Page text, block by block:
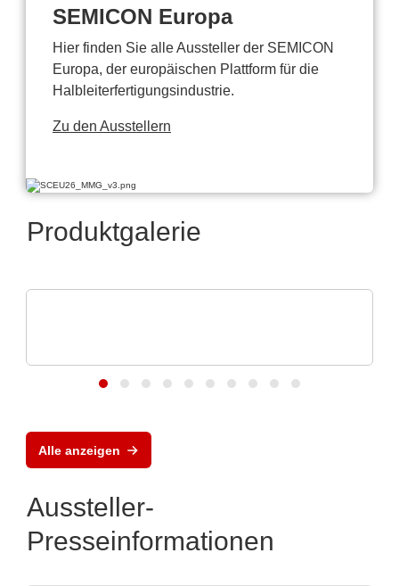
SEMICON Europa
Hier finden Sie alle Aussteller der SEMICON
Europa, der europäischen Plattform für die
Halbleiterfertigungsindustrie.
Zu den Ausstellern
Produktgalerie
Alle anzeigen
Aussteller-
Presseinformationen